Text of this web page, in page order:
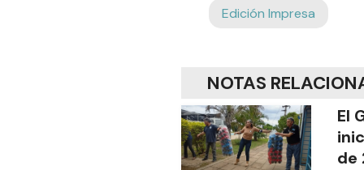
Edición Impresa
NOTAS
El
de